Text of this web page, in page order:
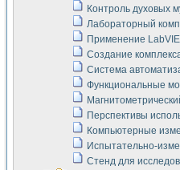
Контроль духовых
Лабораторный
Применение
Создание
Система
Функциональные
Перспективы
Компьютерные
Испытательно-
Стенд для